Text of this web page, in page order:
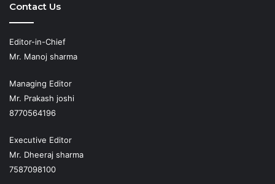
Contact Us
Editor-in-Chief
Mr. Manoj sharma
Managing Editor
Mr. Prakash joshi
8770564196
Executive Editor
Mr. Dheeraj sharma
7587098100